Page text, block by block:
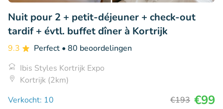
Nuit pour 2 + petit-déjeuner + check-out
tardif + évtl. buffet dîner à Kortrijk
9.3 Perfect • 80 beoordelingen
Ibis Styles Kortrijk Expo
Kortrijk (2km)
Verkocht: 10
€193 €99